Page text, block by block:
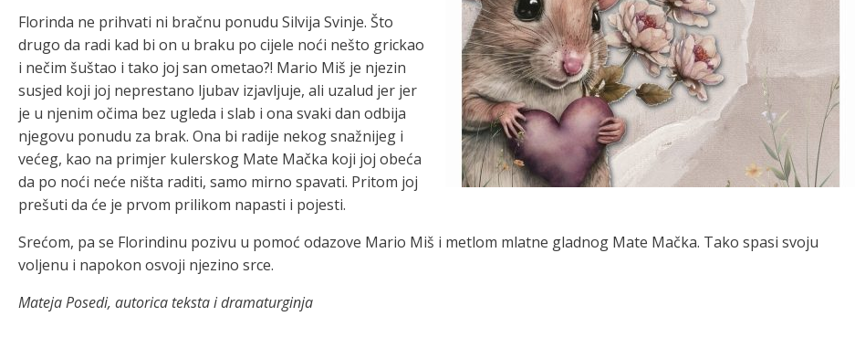
Florinda ne prihvati ni bračnu ponudu Silvija Svinje. Što
drugo da radi kad bi on u braku po cijele noći nešto grickao
i nečim šuštao i tako joj san ometao?! Mario Miš je njezin
susjed koji joj neprestano ljubav izjavljuje, ali uzalud jer jer
je u njenim očima bez ugleda i slab i ona svaki dan odbija
njegovu ponudu za brak. Ona bi radije nekog snažnijeg i
većeg, kao na primjer kulerskog Mate Mačka koji joj obeća
da po noći neće ništa raditi, samo mirno spavati. Pritom joj
prešuti da će je prvom prilikom napasti i pojesti.
Srećom, pa se Florindinu pozivu u pomoć odazove Mario Miš i metlom mlatne gladnog Mate Mačka. Tako spasi svoju
voljenu i napokon osvoji njezino srce.
Mateja Posedi, autorica teksta i dramaturginja